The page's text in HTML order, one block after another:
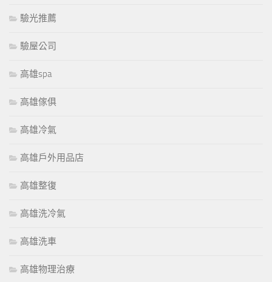
驗光推薦
驗屋公司
高雄spa
高雄傢俱
高雄冷氣
高雄戶外用品店
高雄整復
高雄洗冷氣
高雄洗車
高雄物理治療